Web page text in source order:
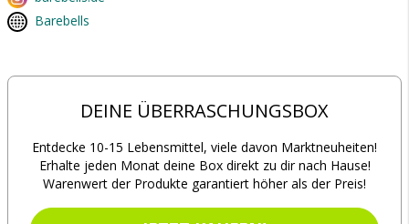
Barebells
DEINE ÜBERRASCHUNGSBOX
Entdecke 10-15 Lebensmittel, viele davon Marktneuheiten!
Erhalte jeden Monat deine Box direkt zu dir nach Hause!
Warenwert der Produkte garantiert höher als der Preis!